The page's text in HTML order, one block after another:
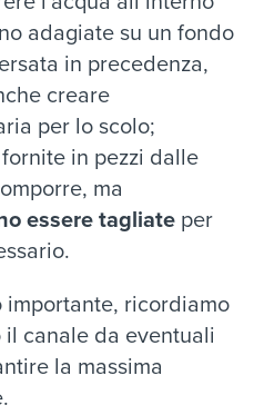
adagiate su un fondo
in precedenza,
creare
per lo scolo;
in pezzi dalle
ma
essere tagliate per
importante, ricordiamo
canale da eventuali
la massima